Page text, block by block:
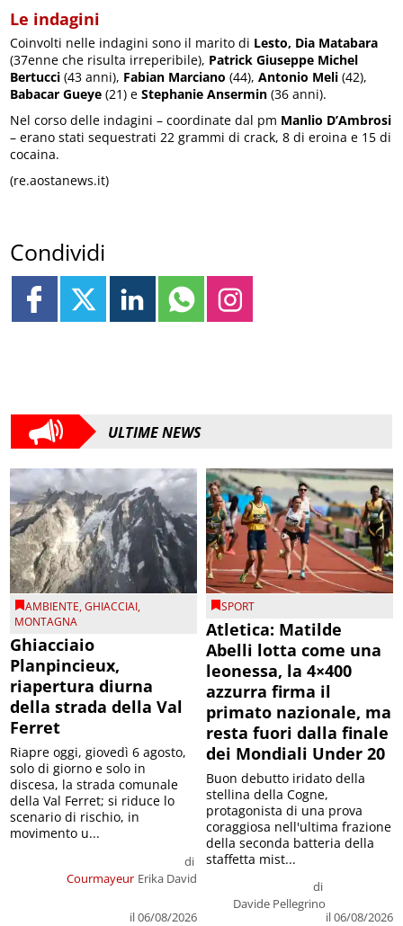
Le indagini
Coinvolti nelle indagini sono il marito di Lesto, Dia Matabara
(37enne che risulta irreperibile), Patrick Giuseppe Michel
Bertucci (43 anni), Fabian Marciano (44), Antonio Meli (42),
Babacar Gueye (21) eStephanie Ansermin (36 anni).
Nel corso delle indagini – coordinate dal pm Manlio D’Ambrosi
– erano stati sequestrati 22 grammi di crack, 8 di eroina e 15 di
cocaina.
(re.aostanews.it)
Condividi
ULTIME NEWS
AMBIENTE,GHIACCIAI,
MONTAGNA
Ghiacciaio
Planpincieux,
riapertura diurna
della strada della Val
Ferret
Courmayeur
di
Erika David
il 06/08/2026
Riapre oggi, giovedì 6 agosto,
solo di giorno e solo in
discesa, la strada comunale
della Val Ferret; si riduce lo
scenario di rischio, in
movimento u...
SPORT
Atletica: Matilde
Abelli lotta come una
leonessa, la 4×400
azzurra firma il
primato nazionale, ma
resta fuori dalla finale
dei Mondiali Under 20
di
Davide Pellegrino
il 06/08/2026
Buon debutto iridato della
stellina della Cogne,
protagonista di una prova
coraggiosa nell'ultima frazione
della seconda batteria della
staffetta mist...